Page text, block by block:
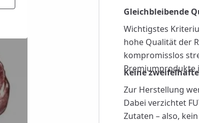
Gleichbleibende
Wichtigstes
hohe Qualität der
kompromisslos
Premiumprodukte
Keine
Zur Herstellung
Dabei verzichtet
Zutaten – also,